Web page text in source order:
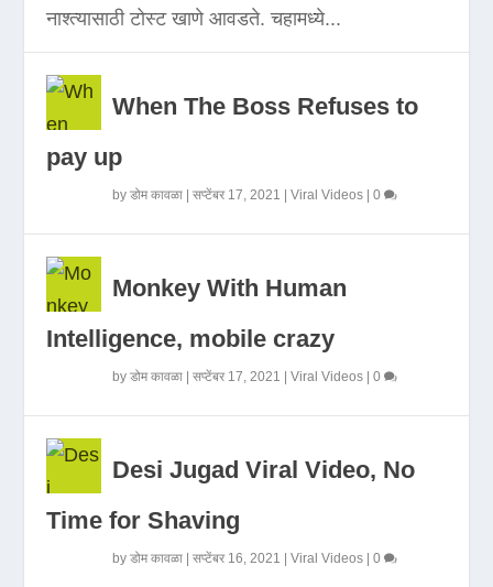
नाश्त्यासाठी टोस्ट खाणे आवडते. चहामध्ये...
When The Boss Refuses to
pay up
byडोम कावळा |सप्टेंबर 17, 2021 |Viral Videos |0
Monkey With Human
Intelligence, mobile crazy
byडोम कावळा |सप्टेंबर 17, 2021 |Viral Videos |0
Desi Jugad Viral Video, No
Time for Shaving
byडोम कावळा |सप्टेंबर 16, 2021 |Viral Videos |0